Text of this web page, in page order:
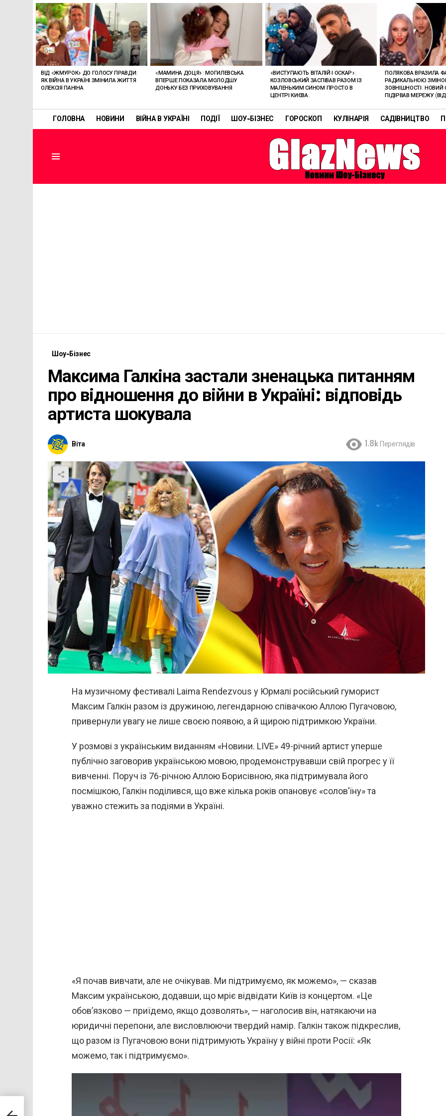
ГОЛОВНА НОВИНИ ВІЙНА В УКРАЇНІ ПОДІЇ ШОУ-БІЗНЕС ГОРОСКОП КУЛІНАРІЯ САДІВНИЦТВО
ОСТАННІ
СТАТТІ
ВІД «ЖМУРОК» ДО ГОЛОСУ ПРАВДИ:
ЯК ВІЙНА В УКРАЇНІ ЗМІНИЛА ЖИТТЯ
ОЛЕКСІЯ ПАНІНА
«МАМИНА ДОЦЯ»: МОГИЛЕВСЬКА
ВПЕРШЕ ПОКАЗАЛА МОЛОДШУ
ДОНЬКУ БЕЗ ПРИХОВУВАННЯ
«ВИСТУПАЮТЬ ВІТАЛІЙ І ОСКАР»:
КОЗЛОВСЬКИЙ ЗАСПІВАВ РАЗОМ ІЗ
МАЛЕНЬКИМ СИНОМ ПРОСТО В
ЦЕНТРІ КИЄВА.
ПОЛЯКОВА ВРАЗИЛА
РАДИКАЛЬНОЮ
ЗОВНІШНОСТІ: НОВИЙ
ПІДІРВАВ МЕРЕЖУ
Шоу-Бізнес
Максима Галкіна застали зненацька питанням
про відношення до війни в Україні: відповідь
артиста шокувала
Віта 1.8k Переглядів
На музичному фестивалі Laima Rendezvous у Юрмалі російський гуморист
Максим Галкін разом із дружиною, легендарною співачкою Аллою Пугачовою,
привернули увагу не лише своєю появою, а й щирою підтримкою України.
У розмові з українським виданням «Новини. LIVE» 49-річний артист уперше
публічно заговорив українською мовою, продемонструвавши свій прогрес у її
вивченні. Поруч із 76-річною Аллою Борисівною, яка підтримувала його
посмішкою, Галкін поділився, що вже кілька років опановує «солов’їну» та
уважно стежить за подіями в Україні.
«Я почав вивчати, але не очікував. Ми підтримуємо, як можемо», — сказав
Максим українською, додавши, що мріє відвідати Київ із концертом. «Це
обов’язково — приїдемо, якщо дозволять», — наголосив він, натякаючи на
юридичні перепони, але висловлюючи твердий намір. Галкін також підкреслив,
що разом із Пугачовою вони підтримують Україну у війні проти Росії: «Як
можемо, так і підтримуємо».